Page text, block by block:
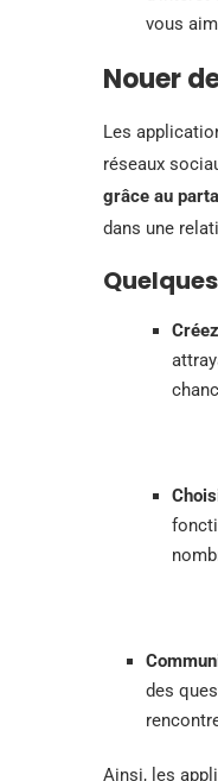
vous
Nouer
Les
réseaux
grâce au
dans une
des
Ainsi, les